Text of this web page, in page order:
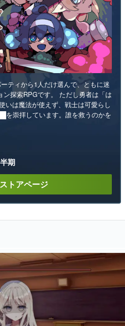
ティから1人だけ選んで、ともに迷
探索RPGです。 ただし勇者は「は
いは魔法が使えず、戦士は可愛らし
を崇拝しています。誰を救うのかを
期
トアページ